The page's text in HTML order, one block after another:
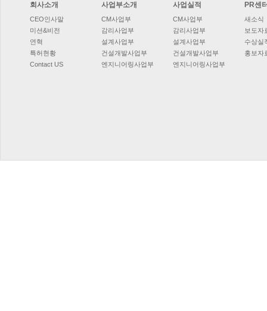
회사소개
CEO인사말
미션&비전
연혁
특허현황
ContactUS
사업부소개
CM사업부
감리사업부
설계사업부
건설개발사업부
엔지니어링사업부
사업실적
CM사업부
감리사업부
설계사업부
건설개발사업부
엔지니어링사업부
PR센
새소식
보도자
수상실
홍보자